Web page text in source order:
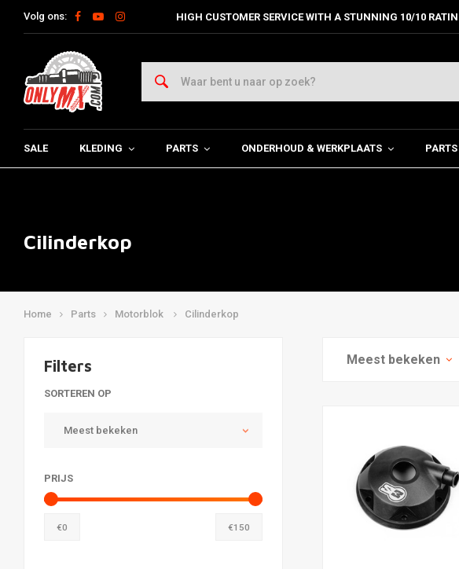
Volg ons: HIGH CUSTOMER SERVICE WITH A STUNNING 10/10
SALE KLEDING PARTS ONDERHOUD & WERKPLAATS
Cilinderkop
Home Parts Motorblok Cilinderkop
Filters
SORTEREN OP
Meest bekeken
PRIJS
€0 €150
Meest bekeken